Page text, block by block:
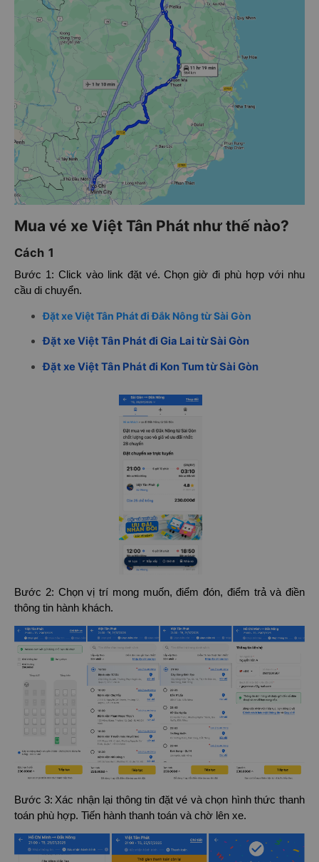
Mua vé xe Việt Tân Phát như thế nào?
Cách 1
Bước 1: Click vào link đặt vé. Chọn giờ đi phù hợp với nhu
cầu di chuyển.
Đặt xe Việt Tân Phát đi Đắk Nông từ Sài Gòn
Đặt xe Việt Tân Phát đi Gia Lai từ Sài Gòn
Đặt xe Việt Tân Phát đi Kon Tum từ Sài Gòn
Bước 2: Chọn vị trí mong muốn, điểm đón, điểm trả và điền
thông tin hành khách.
Bước 3: Xác nhận lại thông tin đặt vé và chọn hình thức thanh
toán phù hợp. Tiến hành thanh toán và chờ lên xe.